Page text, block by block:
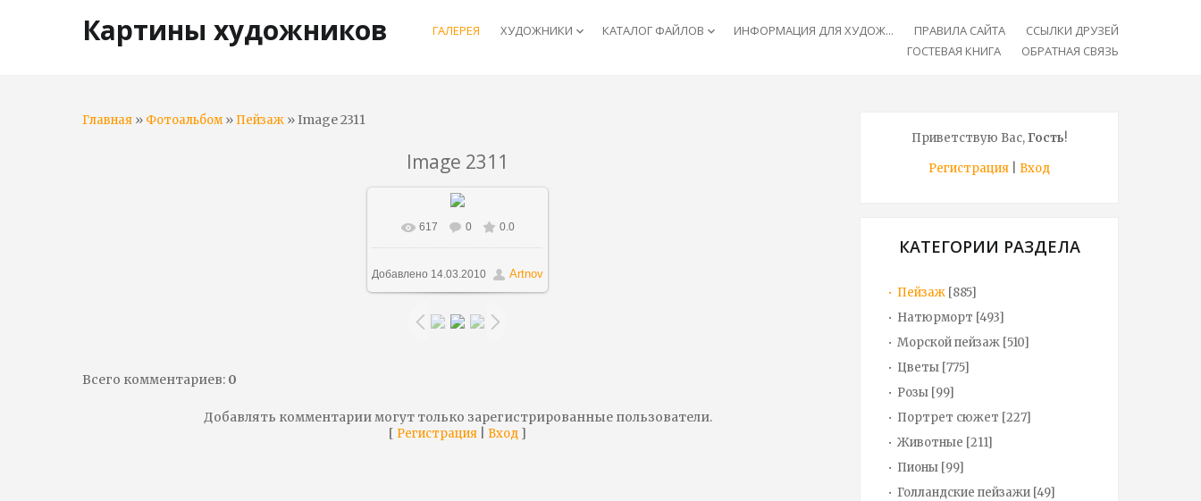
Картины художников ГАЛЕРЕЯ ХУДОЖНИКИ keyboard_arrow_down КАТАЛОГ ФАЙЛОВ keyboard_arrow_down ИНФОРМАЦИЯ ДЛЯ ХУДОЖ... ПРАВИЛА САЙТА
ССЫЛКИ ДРУЗЕЙ
ГОСТЕВАЯ КНИГА
ОБРАТНАЯ СВЯЗЬ
Главная » Фотоальбом» Пейзаж » Image 2311
Image 2311
617 0 0.0
Добавлено 14.03.2010 Artnov
Всего комментариев: 0
Добавлять комментарии могут только зарегистрированные пользователи.
[ Регистрация Вход ]
Приветствую Вас,Гость!
Регистрация
Вход
КАТЕГОРИИ РАЗДЕЛА
Пейзаж [885]
Натюрморт [493]
Морской пейзаж [510]
Цветы [775]
Розы [99]
Портрет сюжет [227]
Животные [211]
Пионы [99]
Голландские пейзажи [49]